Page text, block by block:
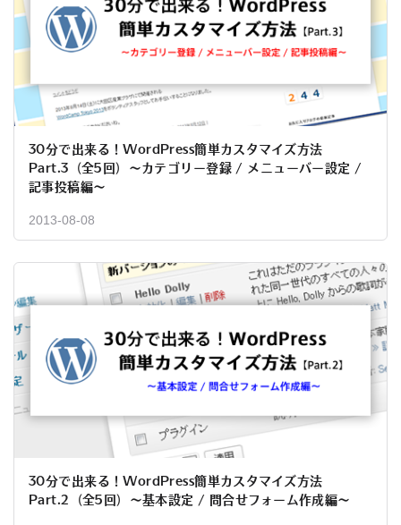
30分で出来る！WordPress簡単カスタマイズ方法
Part.3（全5回）～カテゴリー登録 / メニューバー設定 /
記事投稿編～
2013-08-08
30分で出来る！WordPress簡単カスタマイズ方法
Part.2（全5回）～基本設定 / 問合せフォーム作成編～